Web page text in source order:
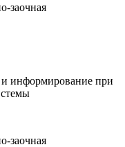
заочная
и информирование при
заочная